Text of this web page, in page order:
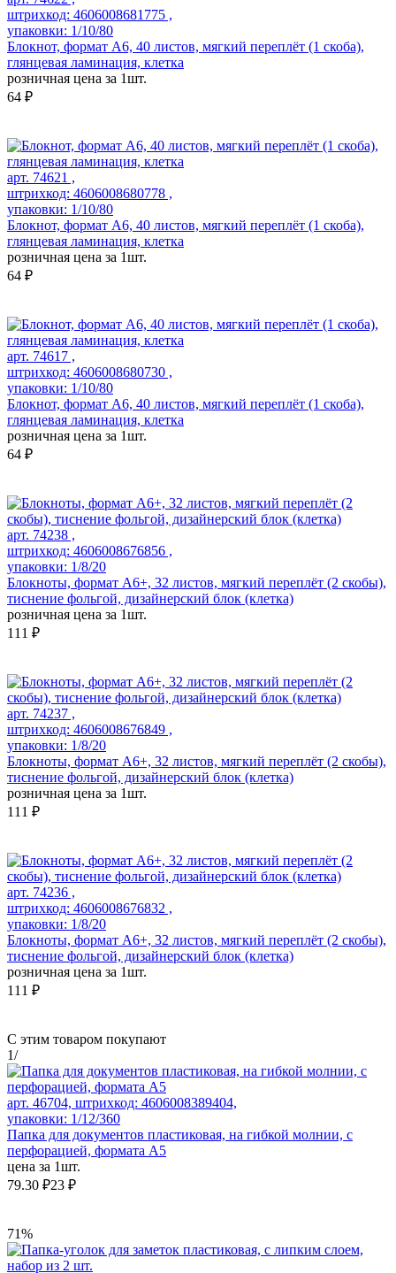
штрихкод: 4606008681775 ,
упаковки: 1/10/80
Блокнот, формат А6, 40 листов, мягкий переплёт (1 скоба),
глянцевая ламинация, клетка
розничная цена за 1шт.
64 ₽
арт. 74621 ,
штрихкод: 4606008680778 ,
упаковки: 1/10/80
Блокнот, формат А6, 40 листов, мягкий переплёт (1 скоба),
глянцевая ламинация, клетка
розничная цена за 1шт.
64 ₽
арт. 74617 ,
штрихкод: 4606008680730 ,
упаковки: 1/10/80
Блокнот, формат А6, 40 листов, мягкий переплёт (1 скоба),
глянцевая ламинация, клетка
розничная цена за 1шт.
64 ₽
арт. 74238 ,
штрихкод: 4606008676856 ,
упаковки: 1/8/20
Блокноты, формат А6+, 32 листов, мягкий переплёт (2 скобы),
тиснение фольгой, дизайнерский блок (клетка)
розничная цена за 1шт.
111 ₽
арт. 74237 ,
штрихкод: 4606008676849 ,
упаковки: 1/8/20
Блокноты, формат А6+, 32 листов, мягкий переплёт (2 скобы),
тиснение фольгой, дизайнерский блок (клетка)
розничная цена за 1шт.
111 ₽
арт. 74236 ,
штрихкод: 4606008676832 ,
упаковки: 1/8/20
Блокноты, формат А6+, 32 листов, мягкий переплёт (2 скобы),
тиснение фольгой, дизайнерский блок (клетка)
розничная цена за 1шт.
111 ₽
С этим товаром покупают
1/
арт. 46704, штрихкод: 4606008389404,
упаковки: 1/12/360
Папка для документов пластиковая, на гибкой молнии, с
перфорацией, формата А5
цена за 1шт.
79.30 ₽23 ₽
71%